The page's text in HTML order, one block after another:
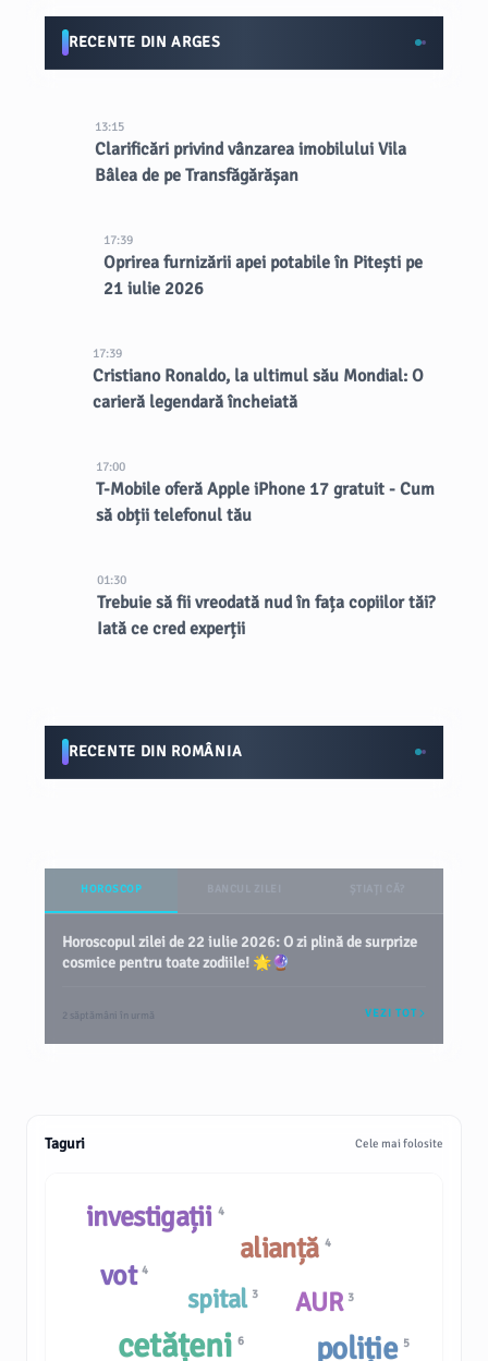
RECENTE DIN ARGES
13:15
Clarificări privind vânzarea imobilului Vila
Bâlea de pe Transfăgărășan
17:39
Oprirea furnizării apei potabile în Pitești pe
21 iulie 2026
17:39
Cristiano Ronaldo, la ultimul său Mondial: O
carieră legendară încheiată
17:00
T-Mobile oferă Apple iPhone 17 gratuit - Cum
să obții telefonul tău
01:30
Trebuie să fii vreodată nud în fața copiilor tăi?
Iată ce cred experții
RECENTE DIN ROMÂNIA
HOROSCOP
Horoscopul zilei de 22 iulie 2026: O zi plină de surprize
cosmice pentru toate zodiile! 🌟🔮
2 săptămâni în urmă VEZI TOT
Taguri Cele mai folosite
poliție 5
spital 3
cetățeni6
AUR 3
vot4
alianță 4
investigații 4